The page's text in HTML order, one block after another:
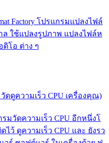
Factory โปรแกรมแปลงไฟล์
ล ใช้แปลงรูปภาพ แปลงไฟล์ห
ดิโอ ต่าง ๆ
ดดูความเร็ว CPU เครื่องคุณ)
มวัดความเร็ว CPU อีกหนึ่งโ
ว้ ดูความเร็ว CPU และ ยังรว